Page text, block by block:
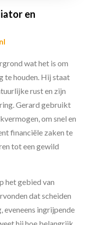
en
wat het is om
te houden. Hij staat
rust en zijn
Gerard gebruikt
om snel en
financiële zaken te
tot een gewild
het gebied van
dat scheiden
eveneens ingrijpende